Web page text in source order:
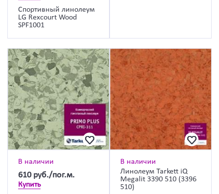
Спортивный линолеум
LG Rexcourt Wood
SPF1001
В наличии
610 руб./пог.м.
Купить
В наличии
Линолеум Tarkett iQ
Megalit 3390 510 (3396
510)